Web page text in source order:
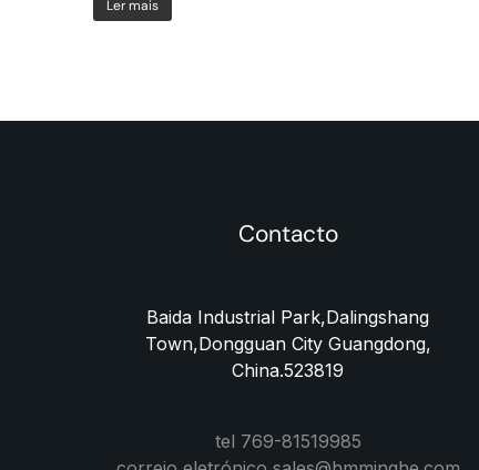
Ler mais
Contacto
Baida Industrial Park,Dalingshang
Town,Dongguan City Guangdong,
China.523819
tel 769-81519985